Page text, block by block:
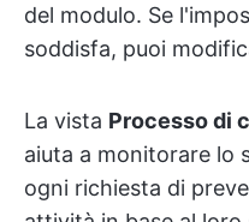
del modulo. Se
soddisfa, puoi
La vista Processo di
aiuta a monitorare lo
ogni richiesta di